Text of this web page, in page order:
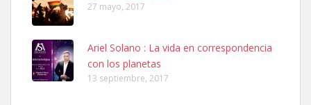
Ninfa perdida
El día 5 se los perdió una ninfa papillera, asustada tiene miedo a la
calle, se perdió por la zon...
27 mayo, 2017
Ariel Solano : La vida en correspondencia
con los planetas
13 septiembre, 2017